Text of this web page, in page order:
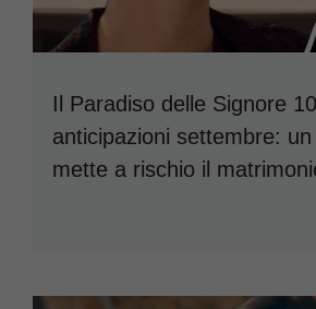
Il Paradiso delle Signore
anticipazioni settembre:
mette a rischio il